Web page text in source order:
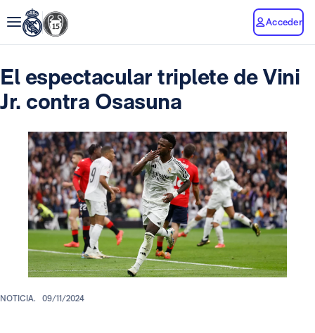
Acceder
El espectacular triplete de Vini
Jr. contra Osasuna
NOTICIA. 09/11/2024